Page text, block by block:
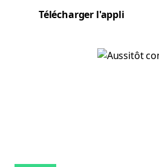
Télécharger l'appli